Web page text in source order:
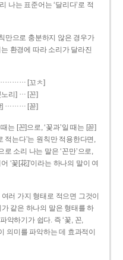
나는 표준어는 ‘달리다’로 적
만으로 충분하지 않은 경우가
환경에 따라 소리가 달라진
[꼬ㅊ]
리] … [꼰]
……… [꼳]
는 [꼰]으로, ‘꽃과’일 때는 [꼳]
적는다’는 원칙만 적용한다면,
로 소리 나는 말은 ‘꼰만’으로,
‘꽃[花]’이라는 하나의 말이 여
러 가지 형태로 적으면 그것이
같은 하나의 말은 형태를 하
악하기가 쉽다. 즉 ‘꽃, 꼰,
의미를 파악하는 데 효과적이